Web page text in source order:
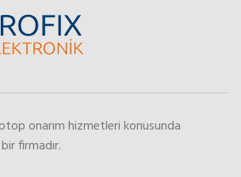
onarım hizmetleri konusunda
firmadır.